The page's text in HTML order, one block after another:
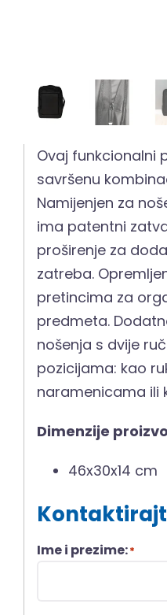
Ovaj funkcionalni
savršenu
Namijenjen za
ima patentni
proširenje za
zatreba.
pretincima za
predmeta.
nošenja s dvije
pozicijama: kao
naramenicama ili
Dimenzije
46x30x14 cm
Ime i prezime:*